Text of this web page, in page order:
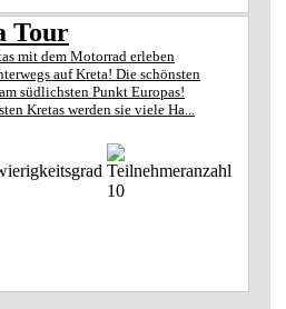
Tour
mit dem Motorrad erleben
auf Kreta! Die schönsten
südlichsten Punkt Europas!
Kretas werden sie viele Ha...
10